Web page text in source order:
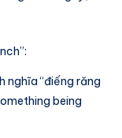
nghĩa “điếng răng
being